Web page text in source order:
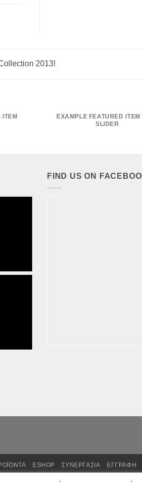
2013!
ITEM
EXAMPLE FEATURED ITEM
SLIDER
FIND US ON
ESHOP ΣΥΝΕΡΓΑΣΙΑ ΕΓΓΡΑΦΗ
by FM GLOBAL TEAM - Τηλ.: 6982875771